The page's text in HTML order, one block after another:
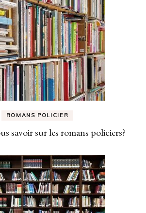
ROMANS POLICIER
savoir sur les romans policiers?